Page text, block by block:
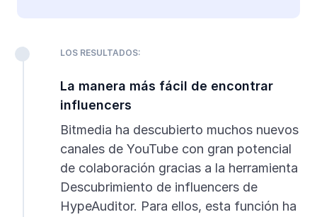
LOS RESULTADOS:
La manera más fácil de encontrar
influencers
Bitmedia ha descubierto muchos nuevos
canales de YouTube con gran potencial
de colaboración gracias a la herramienta
Descubrimiento de influencers de
HypeAuditor. Para ellos, esta función ha